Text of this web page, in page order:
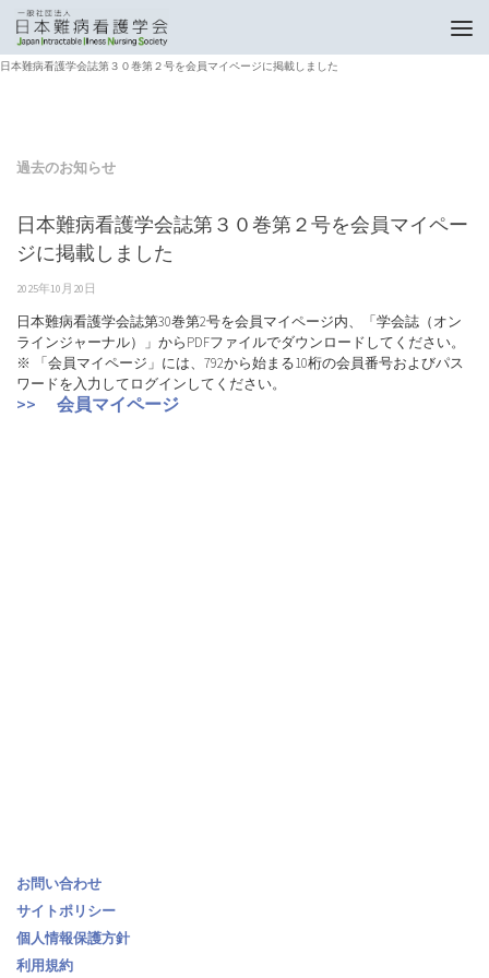
トップページ 過去のお知らせ
日本難病看護学会誌第３０巻第２号を会員マイページに掲載しました
過去のお知らせ
日本難病看護学会誌第３０巻第２号を会員マイペー
ジに掲載しました
2025年10月20日
日本難病看護学会誌第30巻第2号を会員マイページ内、「学会誌（オン
ラインジャーナル）」からPDFファイルでダウンロードしてください。
※ 「会員マイページ」には、792から始まる10桁の会員番号およびパス
ワードを入力してログインしてください。
>> 会員マイページ
お問い合わせ
サイトポリシー
個人情報保護方針
利用規約